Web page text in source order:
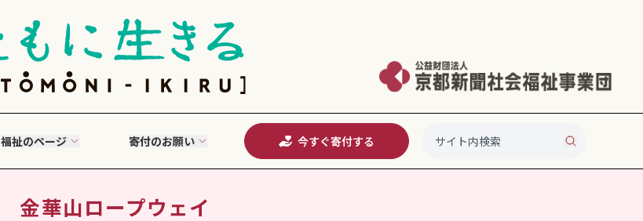
福祉のページ 寄付のお願い 今すぐ寄付する
金華山ロープウェイ